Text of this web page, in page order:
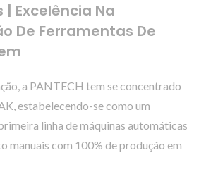
| Excelência Na
De Ferramentas De
a PANTECH tem se concentrado
estabelecendo-se como um
linha de máquinas automáticas
manuais com 100% de produção em